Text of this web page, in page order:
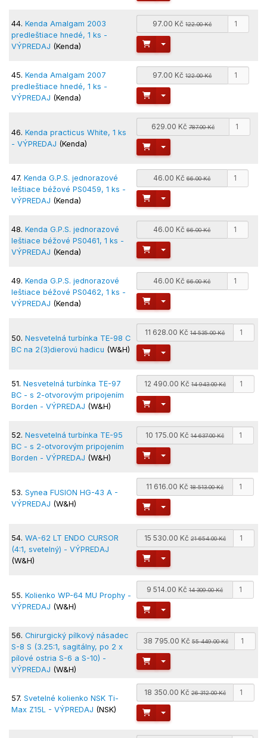
44. Kenda Amalgam 2003
predleštiace hnedé, 1 ks -
VÝPREDAJ (Kenda)
97.00 Kč122.00 Kč
Toggle Dropdown
45. Kenda Amalgam 2007
predleštiace hnedé, 1 ks -
VÝPREDAJ (Kenda)
97.00 Kč122.00 Kč
Toggle Dropdown
46. Kenda practicus White, 1 ks
- VÝPREDAJ (Kenda)
629.00 Kč787.00 Kč
Toggle Dropdown
47. Kenda G.P.S. jednorazové
leštiace béžové PS0459, 1 ks -
VÝPREDAJ (Kenda)
46.00 Kč66.00 Kč
Toggle Dropdown
48. Kenda G.P.S. jednorazové
leštiace béžové PS0461, 1 ks -
VÝPREDAJ (Kenda)
46.00 Kč66.00 Kč
Toggle Dropdown
49. Kenda G.P.S. jednorazové
leštiace béžové PS0462, 1 ks -
VÝPREDAJ (Kenda)
46.00 Kč66.00 Kč
Toggle Dropdown
50. Nesvetelná turbínka TE-98 C
BC na 2(3)dierovú hadicu (W&H)
11 628.00 Kč14 535.00 Kč
Toggle Dropdown
51. Nesvetelná turbínka TE-97
BC - s 2-otvorovým pripojením
Borden - VÝPREDAJ (W&H)
12 490.00 Kč14 943.00 Kč
Toggle Dropdown
52. Nesvetelná turbínka TE-95
BC - s 2-otvorovým pripojením
Borden - VÝPREDAJ (W&H)
10 175.00 Kč14 637.00 Kč
Toggle Dropdown
53. Synea FUSION HG-43 A -
VÝPREDAJ (W&H)
11 616.00 Kč18 513.00 Kč
Toggle Dropdown
54. WA-62 LT ENDO CURSOR
(4:1, svetelný) - VÝPREDAJ
(W&H)
15 530.00 Kč21 654.00 Kč
Toggle Dropdown
55. Kolienko WP-64 MU Prophy -
VÝPREDAJ (W&H)
9 514.00 Kč14 309.00 Kč
Toggle Dropdown
56. Chirurgický pílkový násadec
S-8 S (3.25:1, sagitálny, po 2 x
pílové ostria S-6 a S-10) -
VÝPREDAJ (W&H)
38 795.00 Kč55 449.00 Kč
Toggle Dropdown
57. Svetelné kolienko NSK Ti-
Max Z15L - VÝPREDAJ (NSK)
18 350.00 Kč26 312.00 Kč
Toggle Dropdown